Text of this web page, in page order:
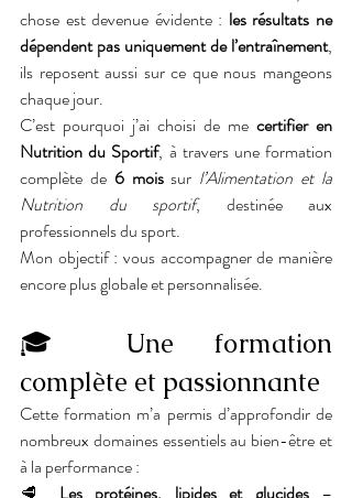
chose est devenue évidente : les résultats ne
dépendent pas uniquement de l’entraînement,
ils reposent aussi sur ce que nous mangeons
chaque jour.
C’est pourquoi j’ai choisi de me certifier en
Nutrition du Sportif, à travers une formation
complète de 6 mois sur l’Alimentation et la
Nutrition du sportif, destinée aux
professionnels du sport.
Mon objectif : vous accompagner de manière
encore plus globale et personnalisée.
🎓 Une formation
complète et passionnante
Cette formation m’a permis d’approfondir de
nombreux domaines essentiels au bien-être et
à la performance :